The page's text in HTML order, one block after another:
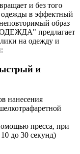
и без того
в эффектный
образ
предлагает
на одежду и
и
нанесения
пресса, при
до 30 секунд)